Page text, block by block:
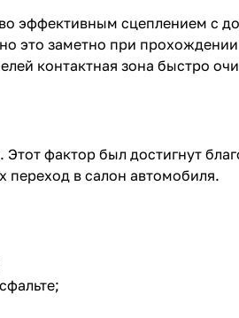
эффективным сцеплением с
это заметно при
контактная зона быстро
фактор был достигнут
переход в салон автомобиля.